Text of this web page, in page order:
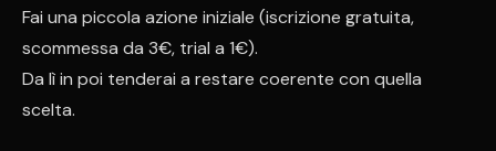
Fai una piccola azione iniziale (iscrizione gratuita,
scommessa da 3€, trial a 1€).
Da lì in poi tenderai a restare coerente con quella
scelta.